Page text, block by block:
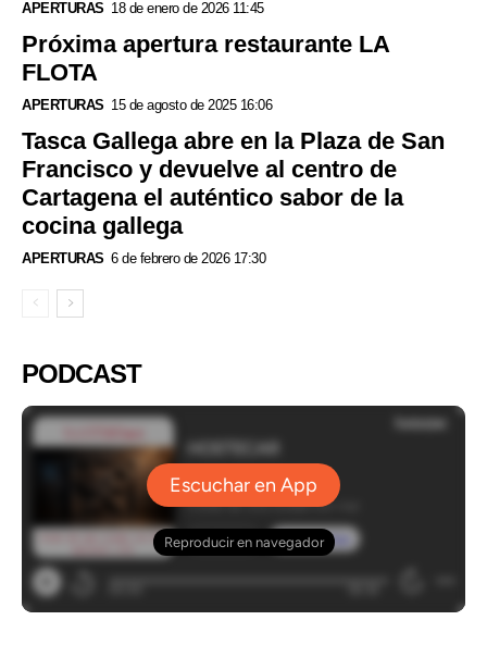
APERTURAS 18 de enero de 2026 11:45
Próxima apertura restaurante LA
FLOTA
APERTURAS 15 de agosto de 2025 16:06
Tasca Gallega abre en la Plaza de San
Francisco y devuelve al centro de
Cartagena el auténtico sabor de la
cocina gallega
APERTURAS 6 de febrero de 2026 17:30
PODCAST